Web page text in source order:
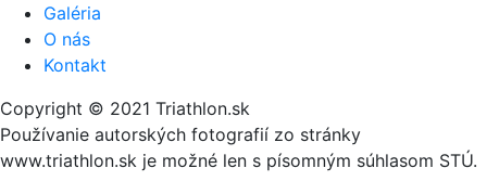
Galéria
O nás
Kontakt
Copyright © 2021 Triathlon.sk
Používanie autorských fotografií zo stránky
www.triathlon.sk je možné len s písomným súhlasom STÚ.